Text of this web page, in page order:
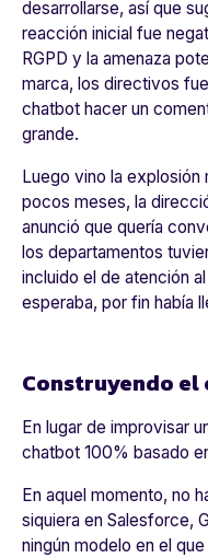
desarrollarse, así que
reacción inicial fue
RGPD y la amenaza
marca, los directivos
chatbot hacer un
grande.
Luego vino la explosión
pocos meses, la
anunció que quería
los departamentos
incluido el de atención
esperaba, por fin había
Construyendo
En lugar de improvisar
chatbot 100% basado
En aquel momento, no
siquiera en Salesforce,
ningún modelo en el